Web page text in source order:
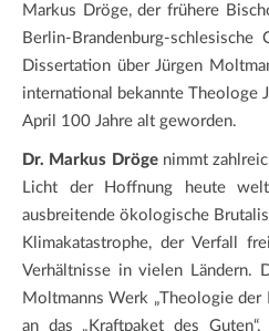
Markus Dröge, der frühere
Berlin-Brandenburg-
Dissertation über Jürgen
international bekannte Theologe
April 100 Jahre alt geworden.
Dr. Markus Drögenimmt
Licht der Hoffnung heute
ausbreitende ökologische
Klimakatastrophe, der Verfall
Verhältnisse in vielen Ländern.
Moltmanns Werk „Theologie der
an das „Kraftpaket des